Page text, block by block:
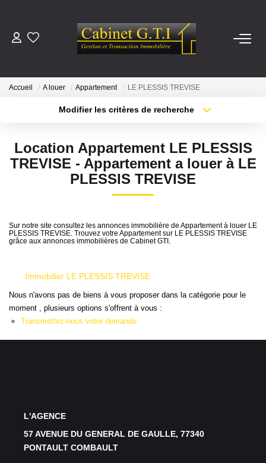
NOTRE AGENCE
Qui Sommes-Nous
Accueil A louer Appartement LE PLESSIS TREVISE
Modifier les critères de recherche
Sélectionnez...
Type de bien
Surface min
Location Appartement LE PLESSIS
TREVISE - Appartement a louer à LE
PLESSIS TREVISE
Sur notre site consultez les annonces immobilière de Appartement à louer LE
PLESSIS TREVISE. Trouvez votre Appartement sur LE PLESSIS TREVISE
grâce aux annonces immobilières de Cabinet GTI.
Immobilier LE PLESSIS TREVISE
Nous n'avons pas de biens à vous proposer dans la catégorie pour le
moment , plusieurs options s'offrent à vous :
Transmettez-nous votre demande
L'AGENCE
57 AVENUE DU GENERAL DE GAULLE, 77340
PONTAULT COMBAULT